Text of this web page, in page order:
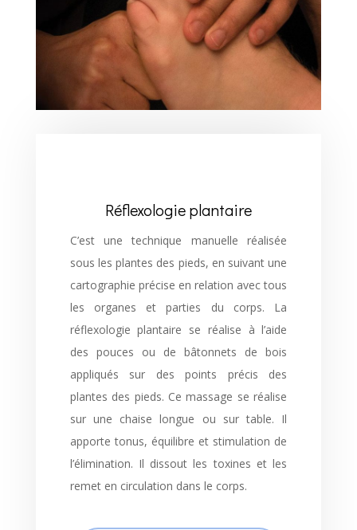
Réflexologie plantaire
C’est une technique manuelle réalisée
sous les plantes des pieds, en suivant une
cartographie précise en relation avec tous
les organes et parties du corps. La
réflexologie plantaire se réalise à l’aide
des pouces ou de bâtonnets de bois
appliqués sur des points précis des
plantes des pieds. Ce massage se réalise
sur une chaise longue ou sur table. Il
apporte tonus, équilibre et stimulation de
l’élimination. Il dissout les toxines et les
remet en circulation dans le corps.